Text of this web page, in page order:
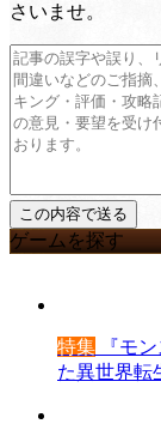
さいませ。
ゲームを探す
特集 『モ
た異世界転